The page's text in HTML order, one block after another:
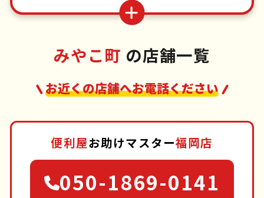
みやこ町 の店舗一覧
お近くの店舗へお電話ください
便利屋お助けマスター福岡店
050-1869-0141